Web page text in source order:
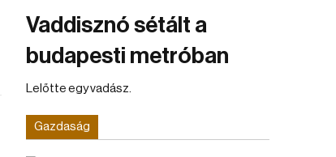
Vaddisznó sétált a
budapesti metróban
Lelőtte egy vadász.
Gazdaság